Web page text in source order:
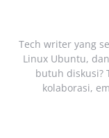
Tech writer yang
Linux Ubuntu,
butuh diskusi?
kolaborasi,